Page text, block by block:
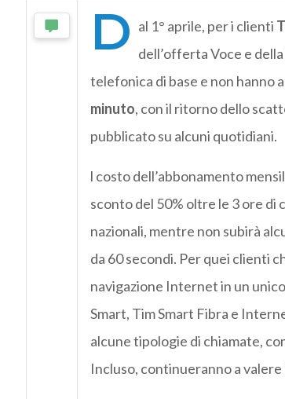
D al 1° aprile, per i clienti
dell’offerta Voce e
telefonica di base e non
minuto, con il ritorno dello
pubblicato su alcuni quotidiani.
l costo dell’abbonamento
sconto del 50% oltre le 3 ore di
nazionali, mentre non subirà
da 60 secondi. Per quei clienti
navigazione Internet in un
Smart, Tim Smart Fibra e
alcune tipologie di chiamate,
Incluso, continueranno a